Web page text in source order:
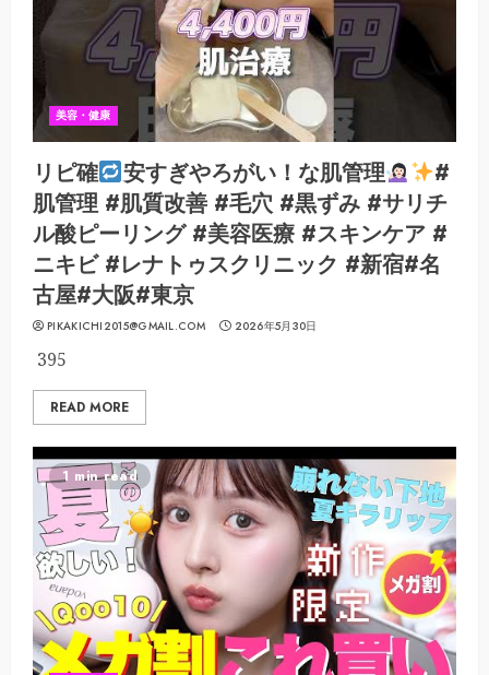
美容・健康
リピ確 安すぎやろがい！な肌管理
#
肌管理 #肌質改善 #毛穴 #黒ずみ #サリチ
ル酸ピーリング #美容医療 #スキンケア #
ニキビ #レナトゥスクリニック #新宿#名
古屋#大阪#東京
PIKAKICHI2015@GMAIL.COM 2026年5月30日
395
READ MORE
1 min read